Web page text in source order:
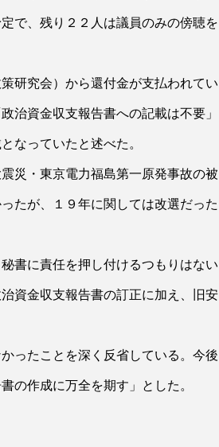
で、残り２２人は議員のみの傍聴を
研究会）から還付金が支払われてい
治資金収支報告書への記載は不要」
なっていたと述べた。
災・東京電力福島第一原発事故の被
たが、１９年に関しては改選だった
書に責任を押し付けるつもりはない
資金収支報告書の訂正に加え、旧安
ったことを深く反省している。今後
の作成に万全を期す」とした。